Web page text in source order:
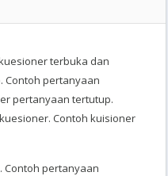
terbuka dan
Contoh pertanyaan
pertanyaan tertutup.
Contoh kuisioner
Contoh pertanyaan